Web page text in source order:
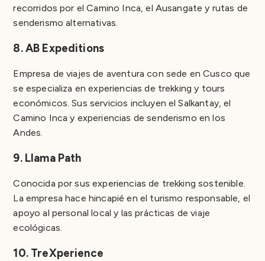
recorridos por el Camino Inca, el Ausangate y rutas de
senderismo alternativas.
8. AB Expeditions
Empresa de viajes de aventura con sede en Cusco que
se especializa en experiencias de trekking y tours
económicos. Sus servicios incluyen el Salkantay, el
Camino Inca y experiencias de senderismo en los
Andes.
9. Llama Path
Conocida por sus experiencias de trekking sostenible.
La empresa hace hincapié en el turismo responsable, el
apoyo al personal local y las prácticas de viaje
ecológicas.
10. TreXperience